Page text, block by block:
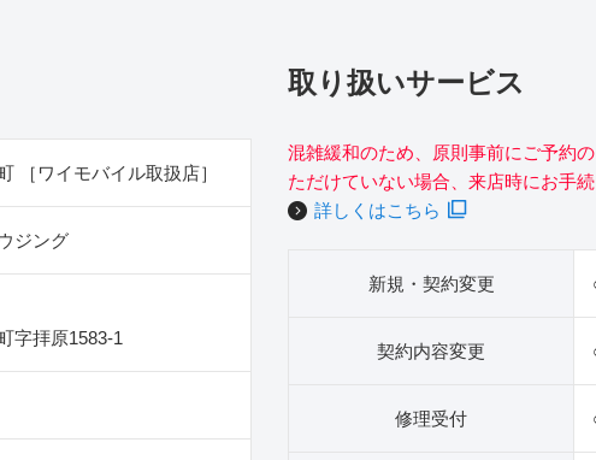
［ワイモバイル取扱店］
ジング
字拝原1583‐1
取り扱いサービス
混雑緩和のため、原則事前にご予約
ただけていない場合、来店時にお手
詳しくはこちら
新規・契約変更
契約内容変更
修理受付